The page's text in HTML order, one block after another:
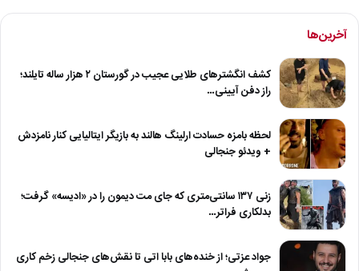
آخرین‌ها
کشف انگشترهای طلایی عجیب در گورستان ۲ هزار ساله تایلند؛
راز دفن آیینی…
لحظه بامزه حسادت ارلینگ هالند به بازیگر ایتالیایی کنار نامزدش
+ ویدئو جنجالی
زنی ۱۳۷ سانتی‌متری که جای مت دیمون را در «ادیسه» گرفت؛
بدلکاری فراتر…
جواد عزتی؛ از خنده‌های بابا اتی تا نقش‌های جنجالی زخم کاری